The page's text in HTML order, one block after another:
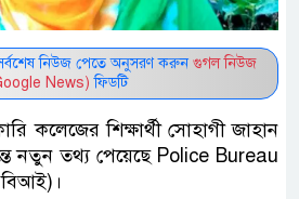
নিউজ পেতে অনুসরণ করুন গুগল নিউজ
News) ফিডটি
কলেজের শিক্ষার্থী সোহাগী জাহান
নতুন তথ্য পেয়েছে Police Bureau